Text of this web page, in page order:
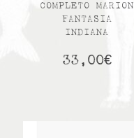
COMPLETO MARION
FANTASIA
INDIANA
33,00€